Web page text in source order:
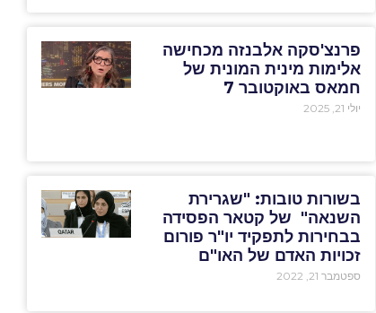
פרנצ'סקה אלבנזה מכחישה
אלימות מינית המונית של
חמאס באוקטובר 7
יולי 21, 2025
בשורות טובות: "שגרירת
השנאה" של קטאר הפסידה
בבחירות לתפקיד יו"ר פורום
זכויות האדם של האו"ם
ספטמבר 21, 2022